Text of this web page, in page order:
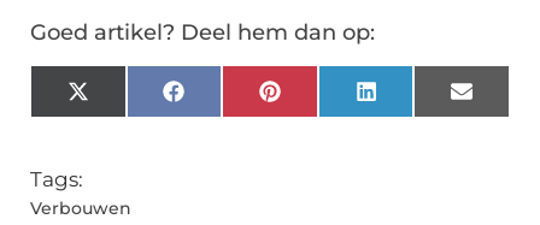
Goed artikel? Deel hem dan op:
X
(Twitter)
FacebookPinterestLinkedInEmail
Tags:
Verbouwen